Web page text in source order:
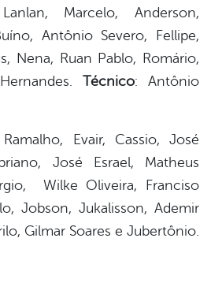
Marcelo, Anderson,
Antônio Severo, Fellipe,
Nena, Ruan Pablo, Romário,
Técnico: Antônio
Evair, Cassio, José
José Esrael, Matheus
Wilke Oliveira, Franciso
Jobson, Jukalisson, Ademir
Gilmar Soares e Jubertônio.